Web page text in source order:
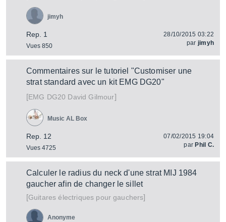
Rep. 1
Vues 850
jimyh
28/10/2015 03:22
par jimyh
Commentaires sur le tutoriel "Customiser une
strat standard avec un kit EMG DG20"
[EMG DG20 David Gilmour]
Rep. 12
Vues 4725
Music AL Box
07/02/2015 19:04
par Phil C.
Calculer le radius du neck d'une strat MIJ 1984
gaucher afin de changer le sillet
[Guitares électriques pour gauchers]
Anonyme